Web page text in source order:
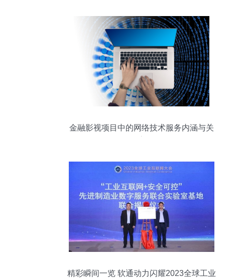
金融影视项目中的网络技术服务内涵与关
精彩瞬间一览 软通动力闪耀2023全球工业